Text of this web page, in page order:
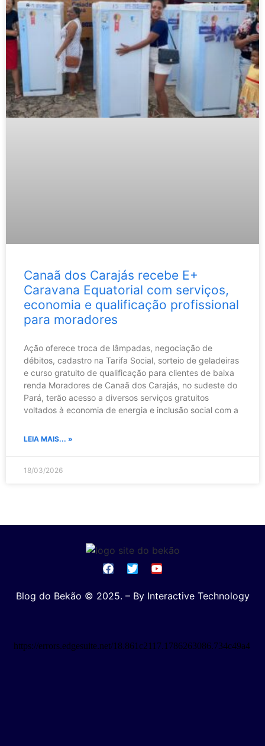
Canaã dos Carajás recebe E+
Caravana Equatorial com serviços,
economia e qualificação profissional
para moradores
Ação oferece troca de lâmpadas, negociação de
débitos, cadastro na Tarifa Social, sorteio de geladeiras
e curso gratuito de qualificação para clientes de baixa
renda Moradores de Canaã dos Carajás, no sudeste do
Pará, terão acesso a diversos serviços gratuitos
voltados à economia de energia e inclusão social com a
LEIA MAIS... »
18/03/2026
Blog do Bekão © 2025. – By Interactive Technology